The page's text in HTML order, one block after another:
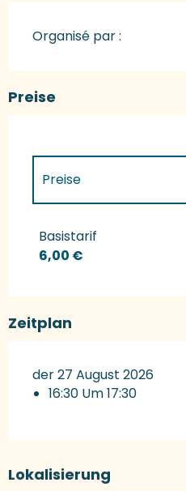
Organisé par :
Preise
Preise
Preise 2027
Basistarif
6,00 €
Zeitplan
der 27 August 2026
16:30 Um 17:30
Lokalisierung